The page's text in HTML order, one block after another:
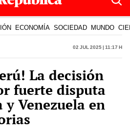
ECONOMÍA SOCIEDAD MUNDO
02 Jul 2025 | 11:17 h
La decisión
fuerte disputa
Venezuela en